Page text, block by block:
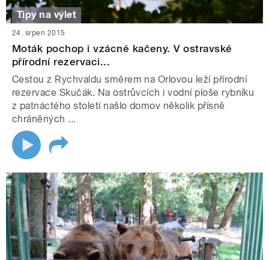
Tipy na výlet
24. srpen 2015
Moták pochop i vzácné kačeny. V ostravské
přírodní rezervaci...
Cestou z Rychvaldu směrem na Orlovou leží přírodní
rezervace Skučák. Na ostrůvcích i vodní ploše rybníku
z patnáctého století našlo domov několik přísně
chráněných ...